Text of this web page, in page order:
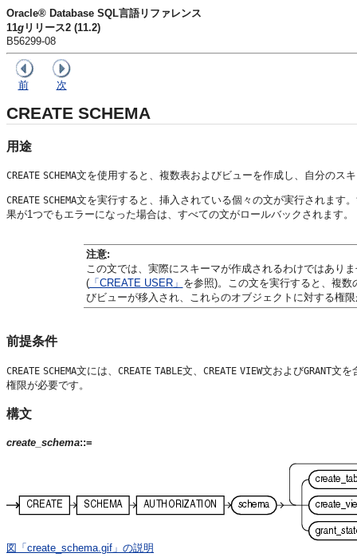
Oracle® Database SQL言語リファレンス
11g リリース2 (11.2)
B56299-08
前 次
CREATE SCHEMA
用途
CREATE SCHEMA文を使用すると、複数表およびビューを作成し、自分のス
CREATE SCHEMA文を実行すると、挿入されている個々の文が実行されます
果が1つでもエラーになった場合は、すべての文がロールバックされます。
注意:
この文では、実際にスキーマが作成されるわけではあり
(「CREATE USER」 を参照)。この文を実行すると、複
びビューが移入され、これらのオブジェクトに対する権
前提条件
CREATE SCHEMA文には、 CREATE TABLE文、 CREATE VIEW文およびGRANT文を
権限が必要です。
構文
create_schema::=
図「create_schema.gif」の説明